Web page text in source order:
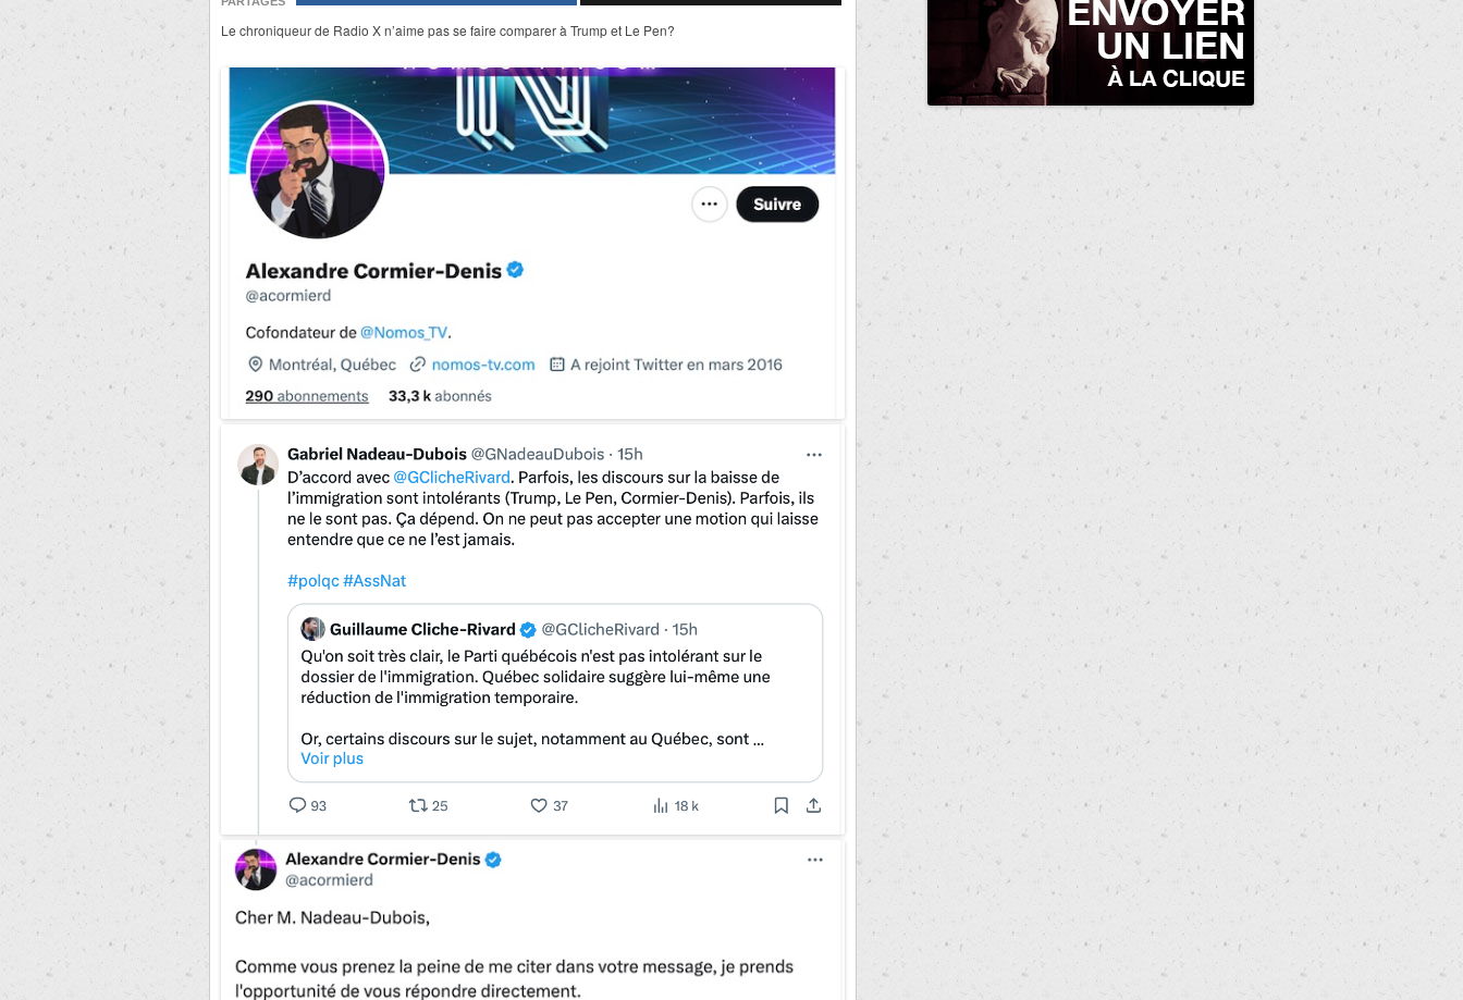
Le chroniqueur de Radio X n’aime pas se faire comparer à Trump et Le Pen?